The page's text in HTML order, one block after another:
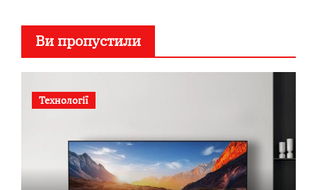
Ви пропустили
Технології